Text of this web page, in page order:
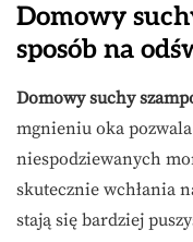
Domowy
sposób na
Domowy suchy
mgnieniu oka
niespodziewanych
skutecznie wchłania
stają się bardziej